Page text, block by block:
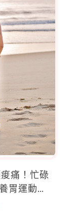
痛！忙碌
胃運動，